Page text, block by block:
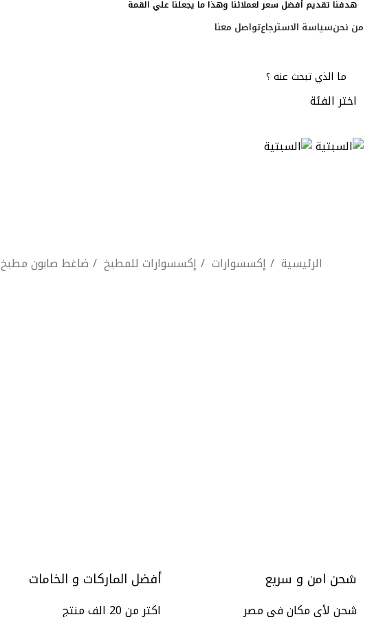
هدفنا تقديم أفضل سعر لعملائنا وهذا ما يجعلنا علي القمة
من نحنسياسة الاسترجاعتواصل معنا
اختر الفئة
الرئيسية
إكسسوارات إكسسوارات للمطبخ ضاغط صابون مطبخ
شحن امن و سريع
شحن لأى مكان فى مصر
أفضل الماركات و الخامات
اكتر من 20 الف منتج